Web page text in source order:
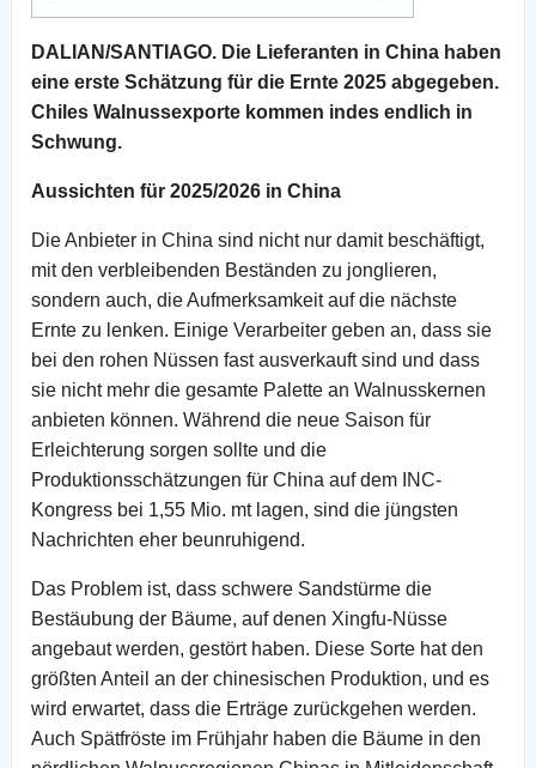
Play
DALIAN/SANTIAGO. Die Lieferanten in China haben
eine erste Schätzung für die Ernte 2025 abgegeben.
Chiles Walnussexporte kommen indes endlich in
Schwung.
Aussichten für 2025/2026 in China
Die Anbieter in China sind nicht nur damit beschäftigt,
mit den verbleibenden Beständen zu jonglieren,
sondern auch, die Aufmerksamkeit auf die nächste
Ernte zu lenken. Einige Verarbeiter geben an, dass sie
bei den rohen Nüssen fast ausverkauft sind und dass
sie nicht mehr die gesamte Palette an Walnusskernen
anbieten können. Während die neue Saison für
Erleichterung sorgen sollte und die
Produktionsschätzungen für China auf dem INC-
Kongress bei 1,55 Mio. mt lagen, sind die jüngsten
Nachrichten eher beunruhigend.
Das Problem ist, dass schwere Sandstürme die
Bestäubung der Bäume, auf denen Xingfu-Nüsse
angebaut werden, gestört haben. Diese Sorte hat den
größten Anteil an der chinesischen Produktion, und es
wird erwartet, dass die Erträge zurückgehen werden.
Auch Spätfröste im Frühjahr haben die Bäume in den